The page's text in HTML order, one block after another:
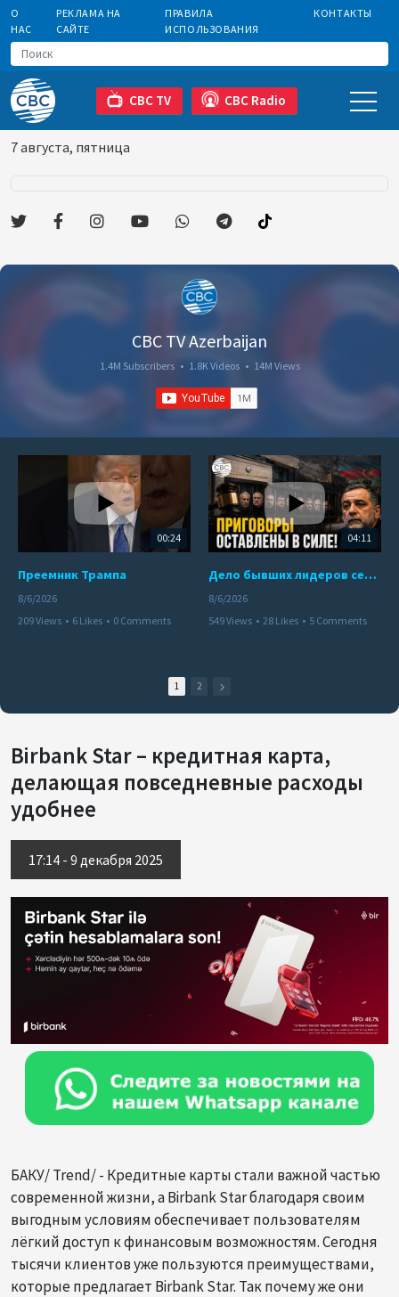
О
НАС
РЕКЛАМА НА
САЙТЕ
ПРАВИЛА
ИСПОЛЬЗОВАНИЯ
КОНТАКТЫ
CBC TV CBC Radio
7 августа, пятница
CBC TV Azerbaijan
1.4M Subscribers • 1.8K Videos • 14M Views
00:24
Преемник Трампа
8/6/2026
209 Views • 6 Likes • 0 Comments
04:11
Дело бывших лидеров сепаратистского режима в Карабахе
8/6/2026
549 Views • 28 Likes • 5 Comments
1 2
Birbank Star – кредитная карта,
делающая повседневные расходы
удобнее
17:14 - 9 декабря 2025
БАКУ/ Trend/ - Кредитные карты стали важной частью
современной жизни, а Birbank Star благодаря своим
выгодным условиям обеспечивает пользователям
лёгкий доступ к финансовым возможностям. Сегодня
тысячи клиентов уже пользуются преимуществами,
которые предлагает Birbank Star. Так почему же они